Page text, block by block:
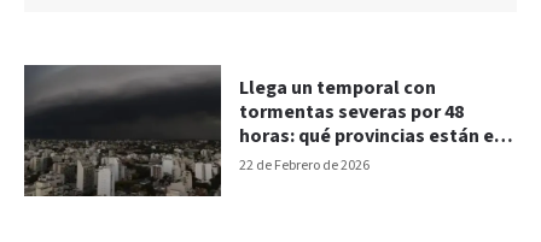
22 de Febrero de 2026
Llega un temporal con
tormentas severas por 48
horas: qué provincias están en
alerta